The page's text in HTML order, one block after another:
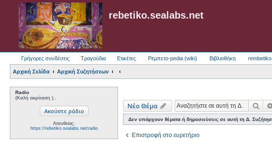
rebetiko.sealabs.net
Γρήγορες συνδέσεις Τραγούδια Ετικέτες Ρεμπετο-pedia (wiki) Βιβλιοθήκη
Αρχική Σελίδα Αρχική Συζητήσεων
Radio
(Καλή ακρόαση )..
Απευθείας:
https://rebetiko.sealabs.net/radio
Νέο Θέμα
Δεν υπάρχουν θέματα ή δημοσιεύσεις σε αυτή τη Δ.
Επιστροφή στο ευρετήριο